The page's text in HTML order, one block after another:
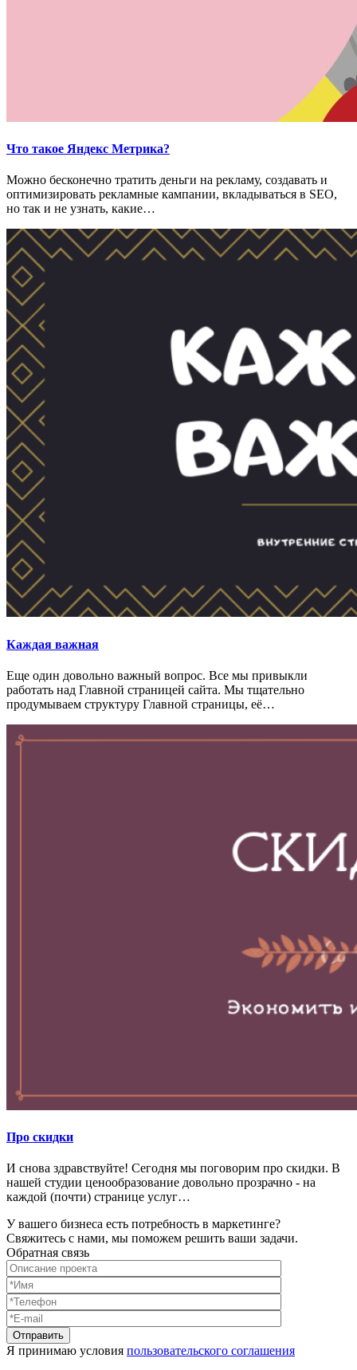
Что такое Яндекс Метрика?
Можно бесконечно тратить деньги на рекламу, создавать и
оптимизировать рекламные кампании, вкладываться в SEO,
но так и не узнать, какие…
Каждая важная
Еще один довольно важный вопрос. Все мы привыкли
работать над Главной страницей сайта. Мы тщательно
продумываем структуру Главной страницы, её…
Про скидки
И снова здравствуйте! Сегодня мы поговорим про скидки. В
нашей студии ценообразование довольно прозрачно - на
каждой (почти) странице услуг…
У вашего бизнеса есть потребность в маркетинге?
Свяжитесь с нами, мы поможем решить ваши задачи.
Обратная связь
Я принимаю условия пользовательского соглашения